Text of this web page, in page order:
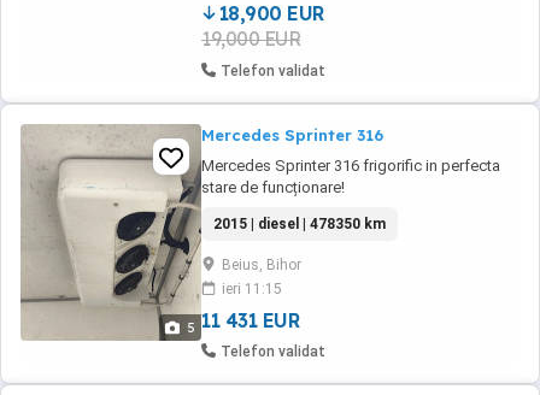
18,900 EUR
19,000 EUR
Telefon validat
5
Mercedes Sprinter 316
Mercedes Sprinter 316 frigorific in perfecta
stare de funcționare!
2015 | diesel | 478350 km
Beius, Bihor
ieri 11:15
11 431 EUR
Telefon validat